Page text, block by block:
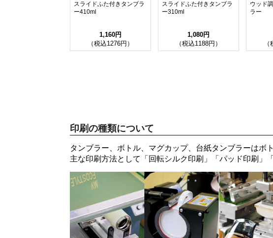
スライドふた付きタンブラ
ー410ml
1,160円
（税込1276円）
スライドふた付きタンブラ
ー310ml
1,080円
（税込1188円）
ウッド
ラー
印刷の種類について
タンブラー、ボトル、マグカップ、台紙タンブラーはボ
主な印刷方法として「 回転シルク印刷 」「 パッド印刷 」「